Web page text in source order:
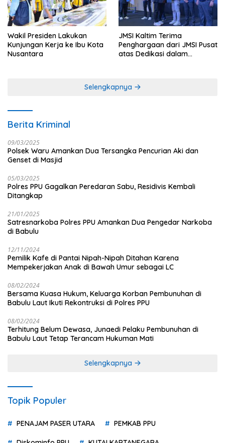
Wakil Presiden Lakukan
Kunjungan Kerja ke Ibu Kota
Nusantara
JMSI Kaltim Terima
Penghargaan dari JMSI Pusat
atas Dedikasi dalam
Selengkapnya
Berita Kriminal
09/03/2025
Polsek Waru Amankan Dua Tersangka Pencurian Aki dan
Genset di Masjid
05/03/2025
Polres PPU Gagalkan Peredaran Sabu, Residivis Kembali
Ditangkap
21/01/2025
Satresnarkoba Polres PPU Amankan Dua Pengedar Narkoba
di Babulu
12/11/2024
Pemilik Kafe di Pantai Nipah-Nipah Ditahan Karena
Mempekerjakan Anak di Bawah Umur sebagai LC
08/02/2024
Bersama Kuasa Hukum, Keluarga Korban Pembunuhan di
Babulu Laut Ikuti Rekontruksi di Polres PPU
08/02/2024
Terhitung Belum Dewasa, Junaedi Pelaku Pembunuhan di
Babulu Laut Tetap Terancam Hukuman Mati
Selengkapnya
Topik Populer
PENAJAM PASER UTARA PEMKAB PPU